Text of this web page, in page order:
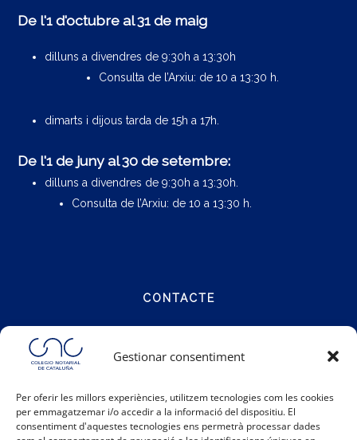
Gestionar consentiment
Per oferir les millors experiències, utilitzem tecnologies com les cookies
per emmagatzemar i/o accedir a la informació del dispositiu. El
consentiment d'aquestes tecnologies ens permetrà processar dades
De l'1 d'octubre al 31 de maig
dilluns a divendres de 9:30h a 13:30h
Consulta de l’Arxiu: de 10 a 13:30 h.
dimarts i dijous tarda de 15h a 17h.
De l'1 de juny al 30 de setembre:
dilluns a divendres de 9:30h a 13:30h.
Consulta de l’Arxiu: de 10 a 13:30 h.
CONTACTE
Telèfon: 93 317 48 00
Email:info@catalunya.notariado.org